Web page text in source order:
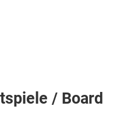
/ Board